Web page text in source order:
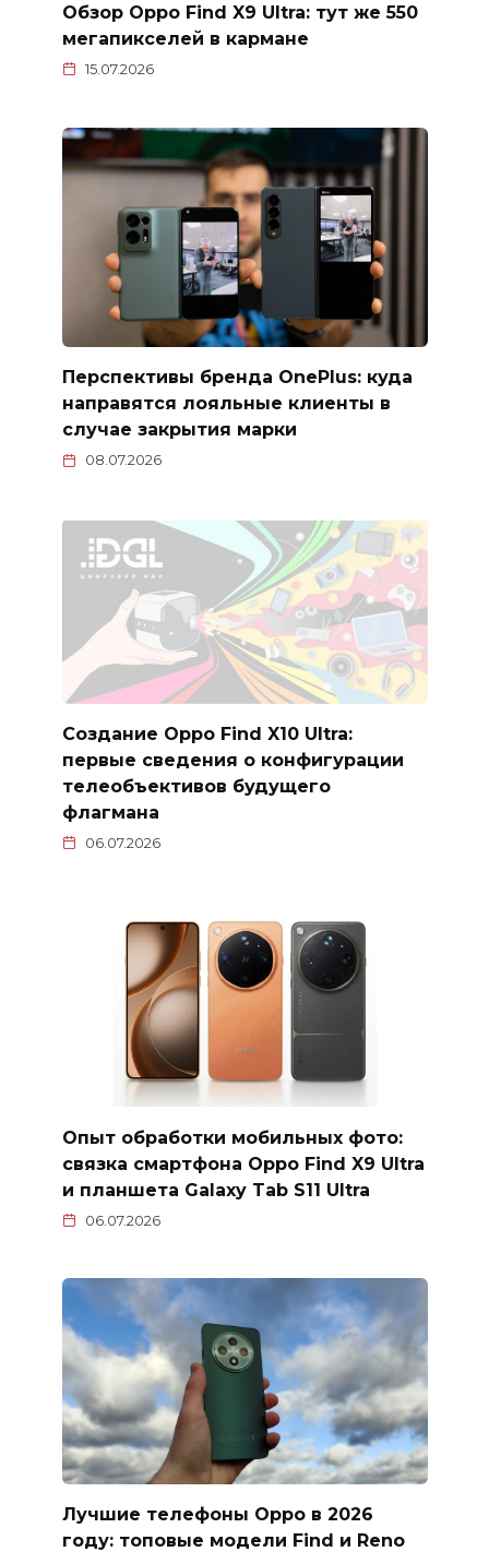
Обзор Oppo Find X9 Ultra: тут же 550
мегапикселей в кармане
15.07.2026
Перспективы бренда OnePlus: куда
направятся лояльные клиенты в
случае закрытия марки
08.07.2026
Создание Oppo Find X10 Ultra:
первые сведения о конфигурации
телеобъективов будущего
флагмана
06.07.2026
Опыт обработки мобильных фото:
связка смартфона Oppo Find X9 Ultra
и планшета Galaxy Tab S11 Ultra
06.07.2026
Лучшие телефоны Oppo в 2026
году: топовые модели Find и Reno